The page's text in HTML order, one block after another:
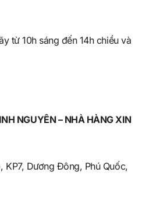
từ 10h sáng đến 14h chiều và
NGUYÊN – NHÀ HÀNG XIN
Dương Đông, Phú Quốc,